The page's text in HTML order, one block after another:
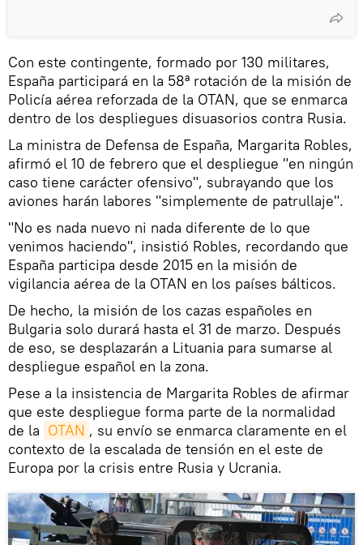
Con este contingente, formado por 130 militares,
España participará en la 58ª rotación de la misión de
Policía aérea reforzada de la OTAN, que se enmarca
dentro de los despliegues disuasorios contra Rusia.
La ministra de Defensa de España, Margarita Robles,
afirmó el 10 de febrero que el despliegue "en ningún
caso tiene carácter ofensivo", subrayando que los
aviones harán labores "simplemente de patrullaje".
"No es nada nuevo ni nada diferente de lo que
venimos haciendo", insistió Robles, recordando que
España participa desde 2015 en la misión de
vigilancia aérea de la OTAN en los países bálticos.
De hecho, la misión de los cazas españoles en
Bulgaria solo durará hasta el 31 de marzo. Después
de eso, se desplazarán a Lituania para sumarse al
despliegue español en la zona.
Pese a la insistencia de Margarita Robles de afirmar
que este despliegue forma parte de la normalidad
de la OTAN , su envío se enmarca claramente en el
contexto de la escalada de tensión en el este de
Europa por la crisis entre Rusia y Ucrania.